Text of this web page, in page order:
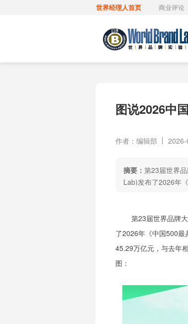
世界经理人首页 商业评论
图说2026中
作者：编辑部
摘要： 第23届世界
Lab)发布了2026年
第23届世界品牌
了2026年《中国500
45.29万亿元，与去年
图：